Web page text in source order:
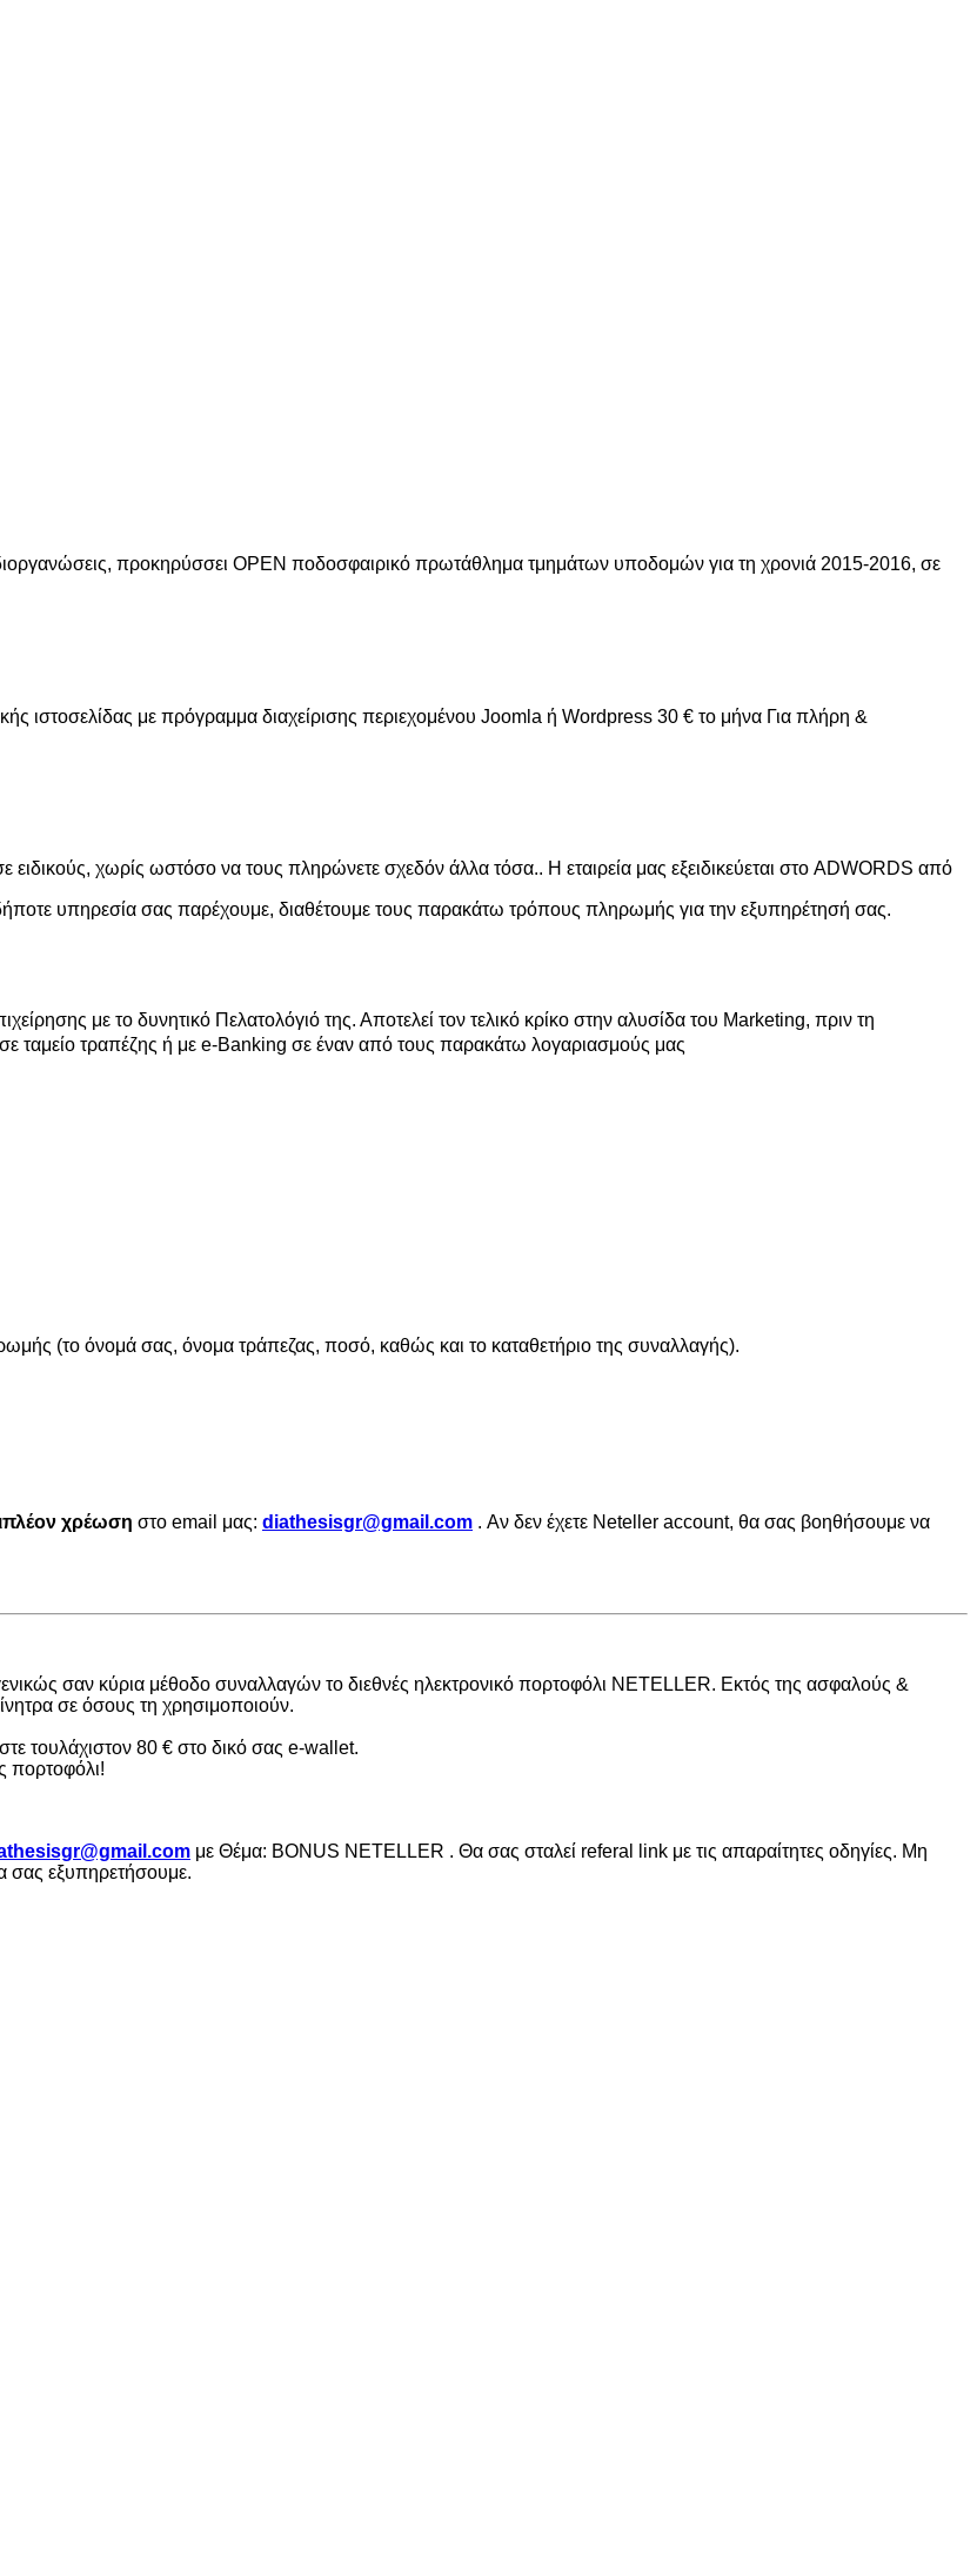
διοργανώσεις, προκηρύσσει OPEN ποδοσφαιρικό πρωτάθλημα τμημάτων υποδομών για τη χρονιά 2015-2016, σε
ιστοσελίδας με πρόγραμμα διαχείρισης περιεχομένου Joomla ή Wordpress 30 € το μήνα Για πλήρη &
χωρίς ωστόσο να τους πληρώνετε σχεδόν άλλα τόσα.. Η εταιρεία μας εξειδικεύεται στο ADWORDS από
με το δυνητικό Πελατολόγιό της. Αποτελεί τον τελικό κρίκο στην αλυσίδα του Marketing, πριν τη
υπηρεσία σας παρέχουμε, διαθέτουμε τους παρακάτω τρόπους πληρωμής για την εξυπηρέτησή σας.
ταμείο τραπέζης ή με e-Banking σε έναν από τους παρακάτω λογαριασμούς μας
(το όνομά σας, όνομα τράπεζας, ποσό, καθώς και το καταθετήριο της συναλλαγής).
χρέωση στο email μας: diathesisgr@gmail.com . Αν δεν έχετε Neteller account, θα σας βοηθήσουμε να
σαν κύρια μέθοδο συναλλαγών το διεθνές ηλεκτρονικό πορτοφόλι NETELLER. Εκτός της ασφαλούς &
σε όσους τη χρησιμοποιούν.
τουλάχιστον 80 € στο δικό σας e-wallet.
πορτοφόλι!
με Θέμα: BONUS NETELLER . Θα σας σταλεί referal link με τις απαραίτητες οδηγίες. Μη
σας εξυπηρετήσουμε.